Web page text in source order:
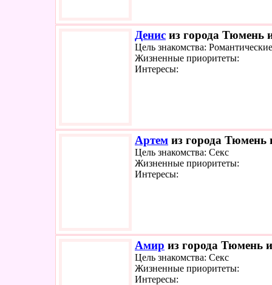
Денис из города Тюмень
Цель знакомства:
Жизненные приоритеты:
Интересы:
Артем из города Тюмень
Цель знакомства: Секс
Жизненные приоритеты:
Интересы:
Амир из города Тюмень
Цель знакомства: Секс
Жизненные приоритеты:
Интересы: